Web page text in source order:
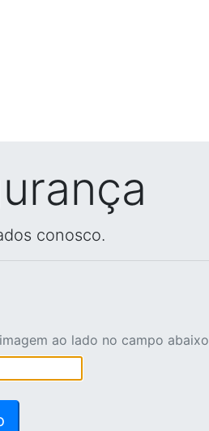
conosco.
ao lado no campo abaixo